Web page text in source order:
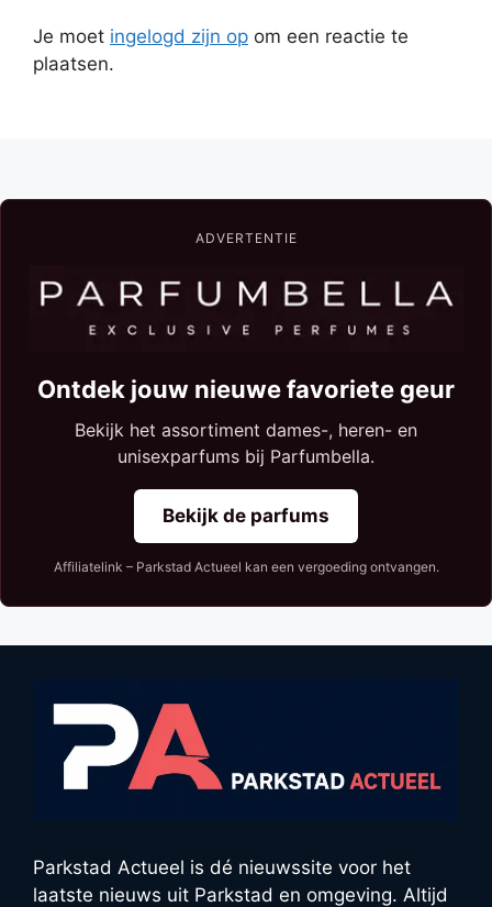
Je moet ingelogd zijn op om een reactie te
plaatsen.
ADVERTENTIE
Ontdek jouw nieuwe favoriete geur
Bekijk het assortiment dames-, heren- en
unisexparfums bij Parfumbella.
Bekijk de parfums
Affiliatelink – Parkstad Actueel kan een vergoeding ontvangen.
Parkstad Actueel is dé nieuwssite voor het
laatste nieuws uit Parkstad en omgeving. Altijd